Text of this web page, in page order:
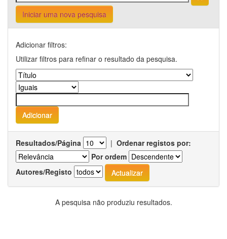
Iniciar uma nova pesquisa
Adicionar filtros:
Utilizar filtros para refinar o resultado da pesquisa.
Resultados/Página | Ordenar registos por:
Por ordem
Autores/Registo
A pesquisa não produziu resultados.